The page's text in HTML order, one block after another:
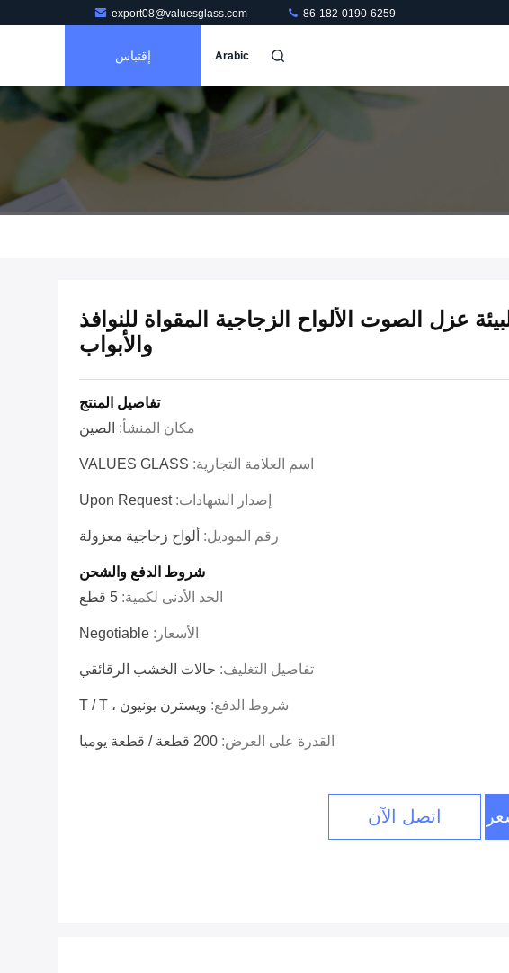
export08@valuesglass.com 86-182-0190-6259
Arabic إقتباس
عزل الصوت الألواح الزجاجية المقواة للنوافذ
والأبواب
تفاصيل المنتج
مكان المنشأ: الصين
اسم العلامة التجارية: VALUES GLASS
إصدار الشهادات:Upon Request
رقم الموديل: ألواح زجاجية معزولة
شروط الدفع والشحن
الحد الأدنى لكمية: 5 قطع
الأسعار: Negotiable
تفاصيل التغليف: حالات الخشب الرقائقي
شروط الدفع: ويسترن يونيون ، T / T
القدرة على العرض: 200 قطعة / قطعة يوميا
اتصل الآن